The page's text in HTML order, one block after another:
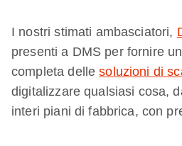
I nostri stimati ambasciatori,
presenti a DMS per fornire
completa dellesoluzioni di
digitalizzare qualsiasi cosa,
interi piani di fabbrica, con